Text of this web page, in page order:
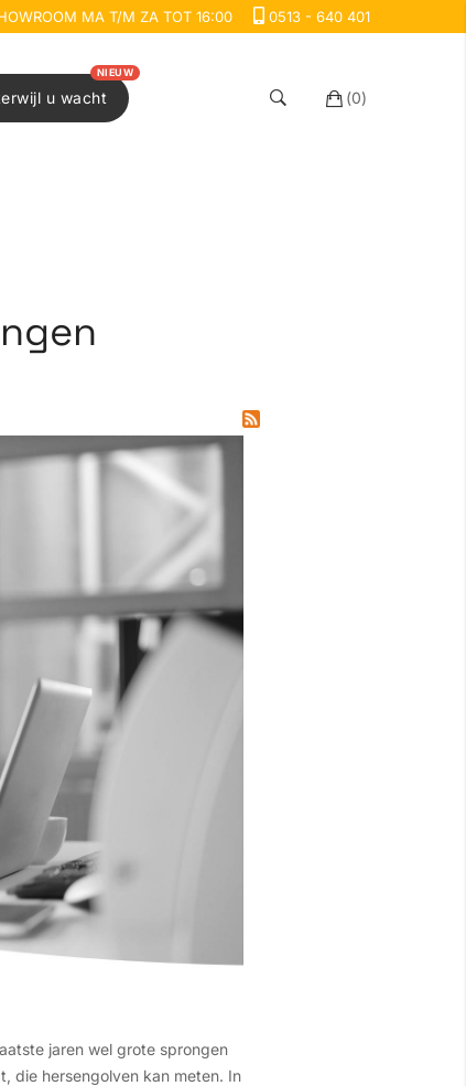
MA T/M ZA TOT 16:00 0513 - 640 401
u wacht
NIEUW
(0)
jaren wel grote sprongen
die hersengolven kan meten. In